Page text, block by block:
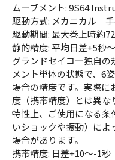
ムーブメント: 9S64
駆動方式: メカニカル
駆動期間: 最大巻上時約
静的精度: 平均日差+5秒
グランドセイコー独自
メント単体の状態で、6
場合の精度です。実際
度（携帯精度）とは異
特性上、ご使用になる条
いショックや振動）に
場合があります。
携帯精度: 日差+10～-1秒